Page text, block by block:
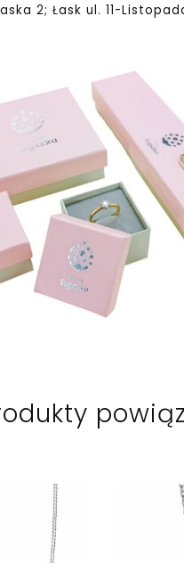
2; Łask ul. 11-